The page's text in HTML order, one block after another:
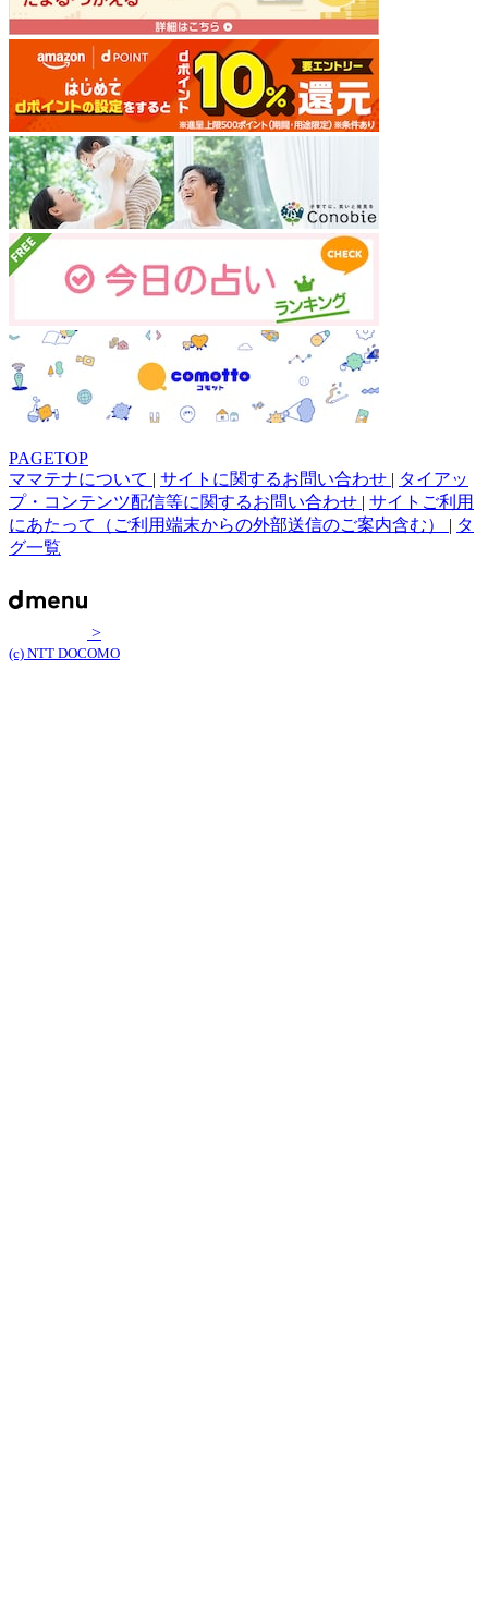
PAGETOP
ママテナについて | サイトに関するお問い合わせ | タイアッ
プ・コンテンツ配信等に関するお問い合わせ | サイトご利用
にあたって（ご利用端末からの外部送信のご案内含む） | タ
グ一覧
>
(c) NTT DOCOMO